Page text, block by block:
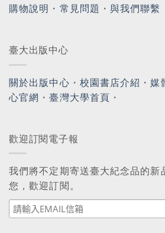
購物說明 ・ 常見問題 ・與我們聯繫
臺大出版中心
關於出版中心 ・ 校園書店介紹 ・媒
心官網 ・臺灣大學首頁 ・
歡迎訂閱電子報
我們將不定期寄送臺大紀念品的新
您，歡迎訂閱。